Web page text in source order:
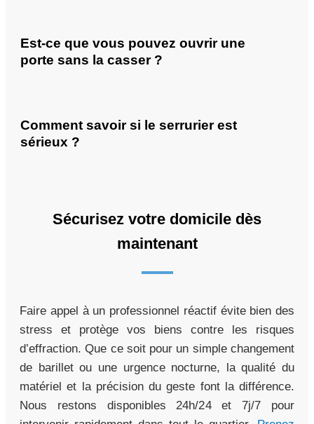
Est-ce que vous pouvez ouvrir une
porte sans la casser ?
Comment savoir si le serrurier est
sérieux ?
Sécurisez votre domicile dès
maintenant
Faire appel à un professionnel réactif évite bien des
stress et protège vos biens contre les risques
d’effraction. Que ce soit pour un simple changement
de barillet ou une urgence nocturne, la qualité du
matériel et la précision du geste font la différence.
Nous restons disponibles 24h/24 et 7j/7 pour